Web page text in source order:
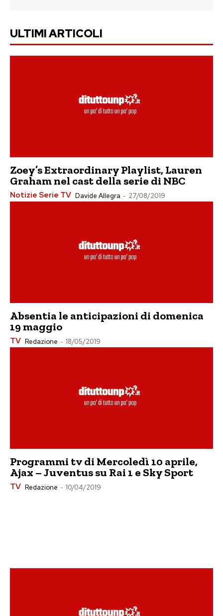
ULTIMI ARTICOLI
Zoey’s Extraordinary Playlist, Lauren
Graham nel cast della serie di NBC
Notizie Serie TV Davide Allegra - 27/08/2019
Absentia le anticipazioni di domenica
19 maggio
TV Redazione - 18/05/2019
Programmi tv di Mercoledì 10 aprile,
Ajax – Juventus su Rai 1 e Sky Sport
TV Redazione - 10/04/2019